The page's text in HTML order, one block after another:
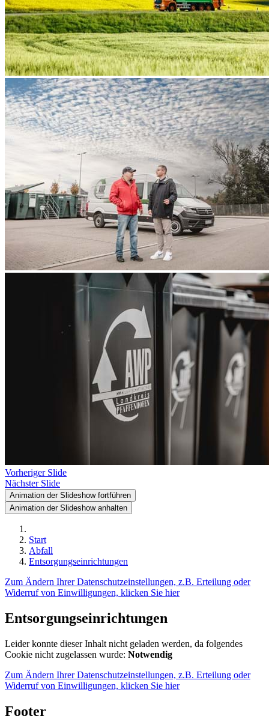
Vorheriger Slide
Nächster Slide
Animation der Slideshow fortführen
Animation der Slideshow anhalten
Start
Abfall
Entsorgungseinrichtungen
Zum Ändern Ihrer Datenschutzeinstellungen, z.B. Erteilung oder
Widerruf von Einwilligungen, klicken Sie hier
Entsorgungseinrichtungen
Leider konnte dieser Inhalt nicht geladen werden, da folgendes
Cookie nicht zugelassen wurde: Notwendig
Zum Ändern Ihrer Datenschutzeinstellungen, z.B. Erteilung oder
Widerruf von Einwilligungen, klicken Sie hier
Footer